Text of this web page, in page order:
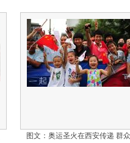
图文：奥运圣火在西安传递 群众